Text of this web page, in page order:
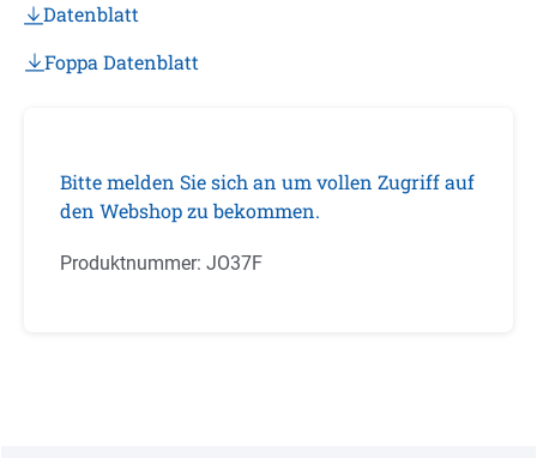
Datenblatt
Foppa Datenblatt
Bitte melden Sie sich an um vollen Zugriff auf
den Webshop zu bekommen.
Produktnummer: JO37F